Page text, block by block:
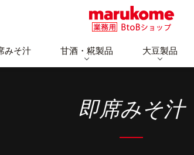
みそ汁 甘酒・糀製品 大豆製品
即席みそ汁